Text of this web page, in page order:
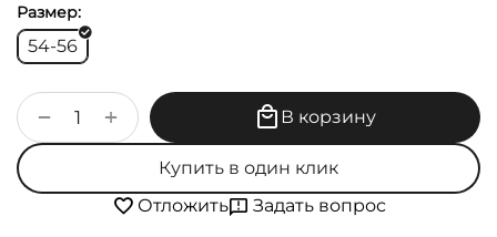
Размер:
54-56
+
− В корзину
Купить в один клик
Отложить
Задать вопрос